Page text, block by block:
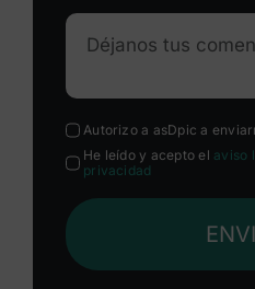
Autorizo a asDpic a
He leído y acepto el aviso
privacidad